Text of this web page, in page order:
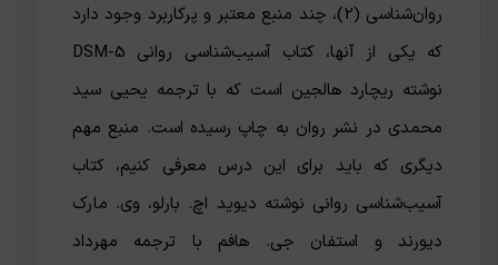
روان‌شناسی (2)، چند منبع معتبر و پرکاربرد وجود دارد
که یکی از آنها، کتاب آسیب‌شناسی روانی DSM-5
نوشته‌ ریچارد هالجین است که با ترجمه‌ یحیی سید
محمدی در نشر روان به چاپ رسیده است. منبع مهم
دیگری که باید برای این درس معرفی کنیم، کتاب
آسیب‌شناسی روانی نوشته‌ دیوید اچ. بارلو، وی. مارک
دیورند و استفان جی. هافم با ترجمه‌ مهرداد